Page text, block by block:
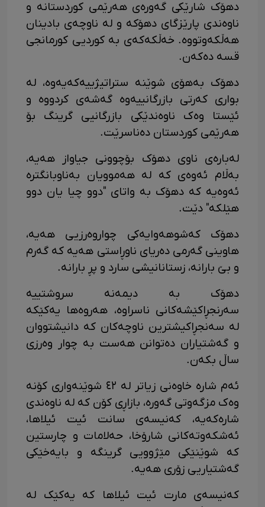
دھۆک شارێکی گەورەی هەرێمی کوردستانە و
ناوەندی پارێزگای دھۆکە و لە ناوچەی بادینان
ھەڵکەوتووە. خەڵکەکەی بە کوردیی کورمانجی
قسە دەکەن.
دهۆک بەهۆی شوێنە ستراتیژییەکەیەوە، لە
بواری کەرتی بازرگانییەوە گەشەی کردووە و
ئێستا وەک ناوەندێکی بازرگانیی گرینگ بۆ
هەرێمی کوردستان دەناسرێت.
لەبارەی ناوی دھۆک بۆچوونی جیاواز ھەیە،
بەڵام ئەوەی کە لە ھەموویان بەناوبانگترە
ئەوەیە کە دھۆک بە واتای "دوو چیا یان دوو
ھێلکە" دێت.
دهۆک کەشوهەوایەکی چواروەرزیی هەیە،
هاوینی گەرمی دەریای ناوڕاستی هەیە کە گەرم
و بێ بارانە، زستانانیشی سارد و پڕ بارانە.
دهۆک بە دیمەنە سروشتییە
سەرنجڕاکێشەکانی ناسراوە، هەروەها یەکێکە
لە سەنجڕاکيشترین ناوچەکان کە دانیشتووان
و گەشتیاران دەتوانن هەست بە چوار وەرزی
ساڵ بکەن.
ئەم شارە خاوەنی زیاتر لە ٤٢ شوێنەواری کۆنە
وەک مزگەوتی گەورە، بازاڕی کۆن کە لە ناوەندی
شارەکەیە، کەنیسەی سانت ئیت ئیلاها،
ئەشکەوتەکانی شارۆخا، حەلامات و چارستین
کە شوێنێکی مێژوویی گرینگە و بایەخێکی
گەشتیاریی زۆری هەیە.
کەنیسەی مارت ئیت ئیلاها کە یەکێک لە